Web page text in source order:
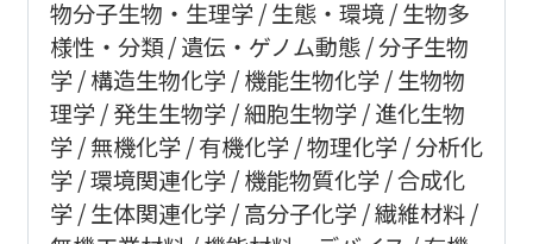
物分子生物・生理学 生態・環境 生物多
様性・分類 遺伝・ゲノム動態 分子生物
学 構造生物化学 機能生物化学 生物物
理学 発生生物学 細胞生物学 進化生物
学 無機化学 有機化学 物理化学 分析化
学 環境関連化学 機能物質化学 合成化
学 生体関連化学 高分子化学 繊維材料